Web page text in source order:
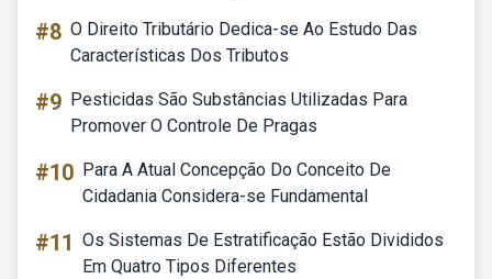
#8 O Direito Tributário Dedica-se Ao Estudo Das
Características Dos Tributos
#9 Pesticidas São Substâncias Utilizadas Para
Promover O Controle De Pragas
#10 Para A Atual Concepção Do Conceito De
Cidadania Considera-se Fundamental
#11 Os Sistemas De Estratificação Estão Divididos
Em Quatro Tipos Diferentes